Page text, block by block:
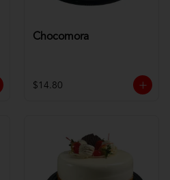
Chocomora
$14.80